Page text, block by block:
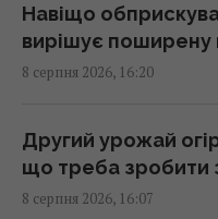
Обрання суддів
кандидатом від
Євросоюз
аналогом Starlink
Навіщо
вирішує
8 серпня 2026, 16:20
Другий урожай
що треба зробити
8 серпня 2026, 16:07